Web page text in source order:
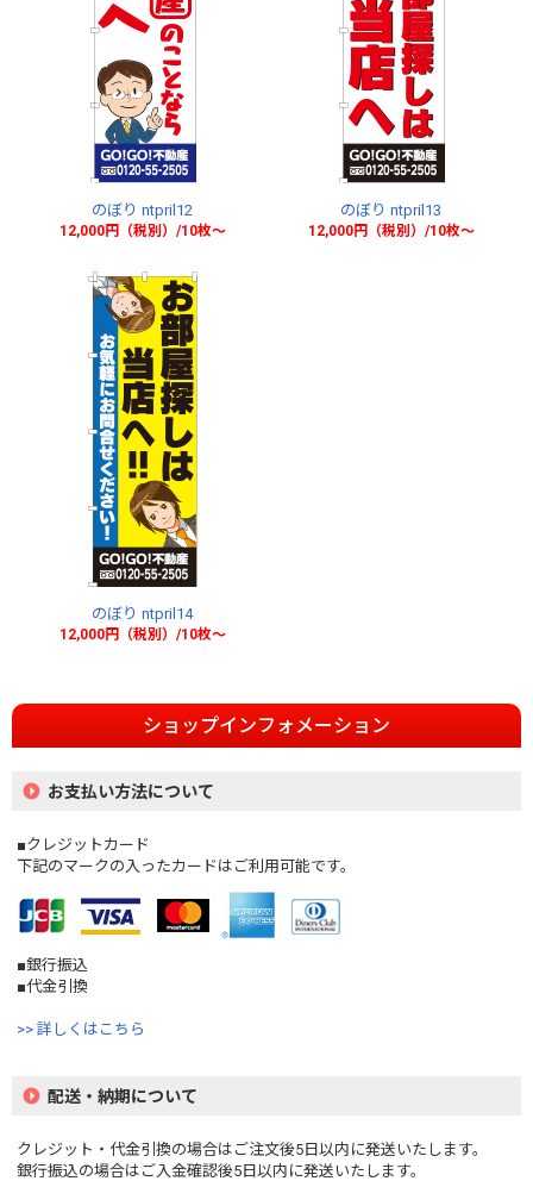
のぼり ntpril12
12,000円（税別）/10枚〜
のぼり ntpril13
12,000円（税別）/10枚〜
のぼり ntpril14
12,000円（税別）/10枚〜
ショップインフォメーション
お支払い方法について
■クレジットカード
下記のマークの入ったカードはご利用可能です。
■銀行振込
■代金引換
>> 詳しくはこちら
配送・納期について
クレジット・代金引換の場合はご注文後5日以内に発送いたします。
銀行振込の場合はご入金確認後5日以内に発送いたします。